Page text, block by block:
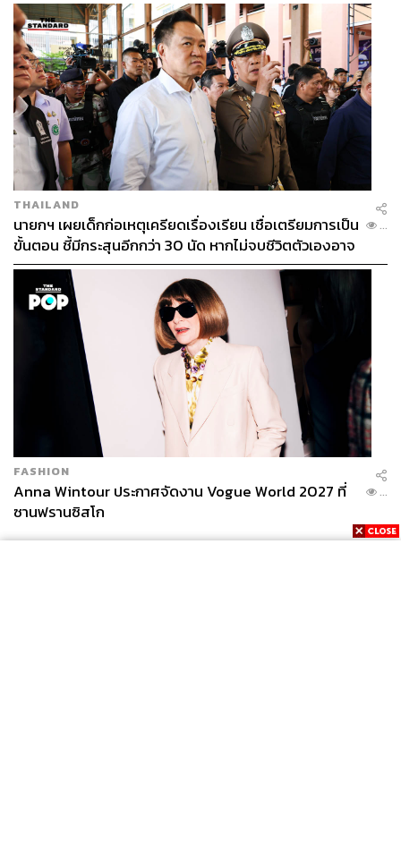
THAILAND
นายกฯ เผยเด็กก่อเหตุเครียดเรื่องเรียน เชื่อเตรียมการเป็น
ขั้นตอน ชี้มีกระสุนอีกกว่า 30 นัด หากไม่จบชีวิตตัวเองอาจ
สูญเสียเพิ่ม
...
FASHION
Anna Wintour ประกาศจัดงาน Vogue World 2027 ที่
ซานฟรานซิสโก
...